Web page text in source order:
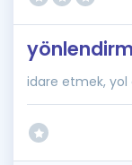
idare etmek,